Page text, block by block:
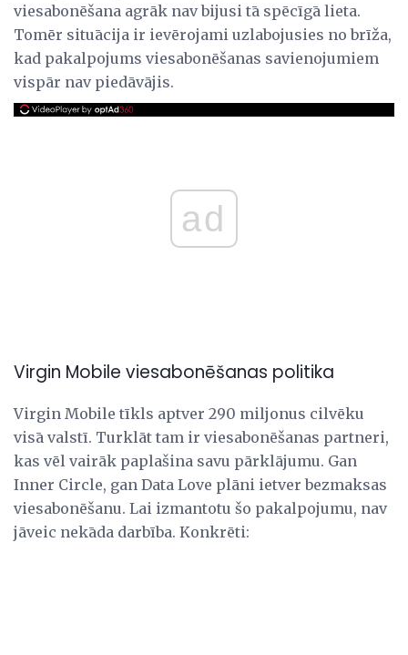
viesabonēšana agrāk nav bijusi tā spēcīgā lieta.
Tomēr situācija ir ievērojami uzlabojusies no brīža,
kad pakalpojums viesabonēšanas savienojumiem
vispār nav piedāvājis.
ad
Virgin Mobile viesabonēšanas politika
Virgin Mobile tīkls aptver 290 miljonus cilvēku
visā valstī. Turklāt tam ir viesabonēšanas partneri,
kas vēl vairāk paplašina savu pārklājumu. Gan
Inner Circle, gan Data Love plāni ietver bezmaksas
viesabonēšanu. Lai izmantotu šo pakalpojumu, nav
jāveic nekāda darbība. Konkrēti: